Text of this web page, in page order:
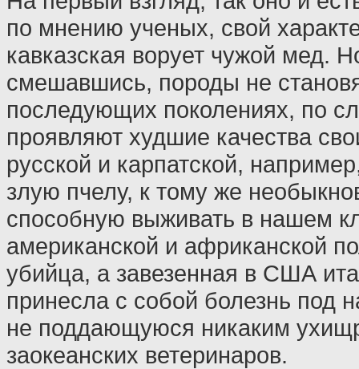
по мнению ученых, свой
кавказская ворует чужой мед.
смешавшись, породы не
последующих поколениях, по
проявляют худшие качества
русской и карпатской,
злую пчелу, к тому же
способную выживать в нашем
американской и африканской
убийца, а завезенная в США
принесла с собой болезнь под
не поддающуюся никаким
заокеанских ветеринаров.